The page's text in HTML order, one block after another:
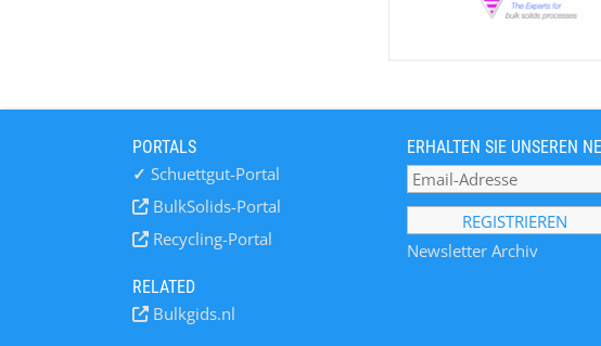
PORTALS
✓ Schuettgut-Portal
BulkSolids-Portal
Recycling-Portal
RELATED
Bulkgids.nl
ERHALTEN SIE UNSEREN
Newsletter Archiv